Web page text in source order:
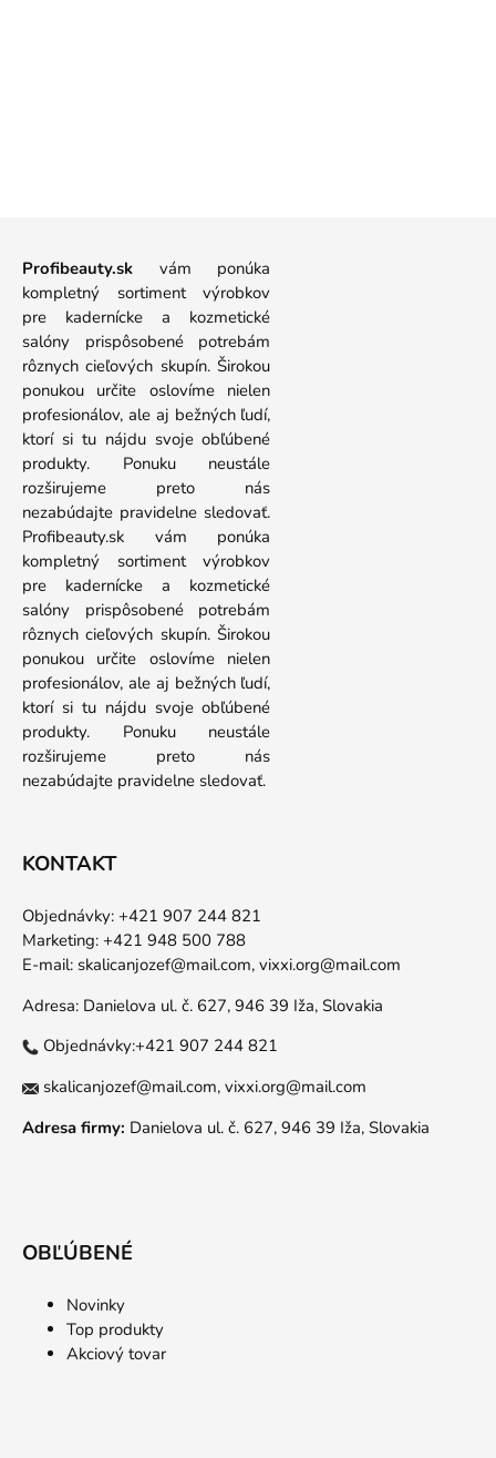
Profibeauty.sk vám ponúka
kompletný sortiment výrobkov
pre kadernícke a kozmetické
salóny prispôsobené potrebám
rôznych cieľových skupín. Širokou
ponukou určite oslovíme nielen
profesionálov, ale aj bežných ľudí,
ktorí si tu nájdu svoje obľúbené
produkty. Ponuku neustále
rozširujeme preto nás
nezabúdajte pravidelne sledovať.
Profibeauty.sk vám ponúka
kompletný sortiment výrobkov
pre kadernícke a kozmetické
salóny prispôsobené potrebám
rôznych cieľových skupín. Širokou
ponukou určite oslovíme nielen
profesionálov, ale aj bežných ľudí,
ktorí si tu nájdu svoje obľúbené
produkty. Ponuku neustále
rozširujeme preto nás
nezabúdajte pravidelne sledovať.
KONTAKT
Objednávky: +421 907 244 821
Marketing: +421 948 500 788
E-mail: skalicanjozef@mail.com, vixxi.org@mail.com
Adresa: Danielova ul. č. 627, 946 39 Iža, Slovakia
Objednávky:+421 907 244 821
skalicanjozef@mail.com, vixxi.org@mail.com
Adresa firmy: Danielova ul. č. 627, 946 39 Iža, Slovakia
OBĽÚBENÉ
Novinky
Top produkty
Akciový tovar